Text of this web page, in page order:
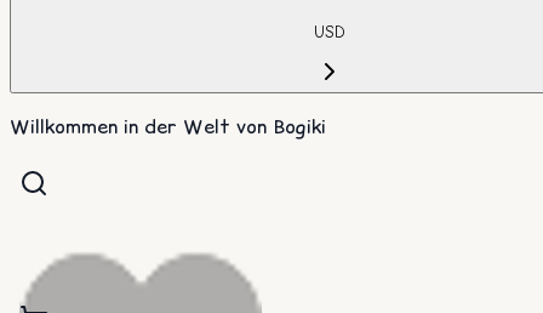
USD
Willkommen in der Welt von Bogiki